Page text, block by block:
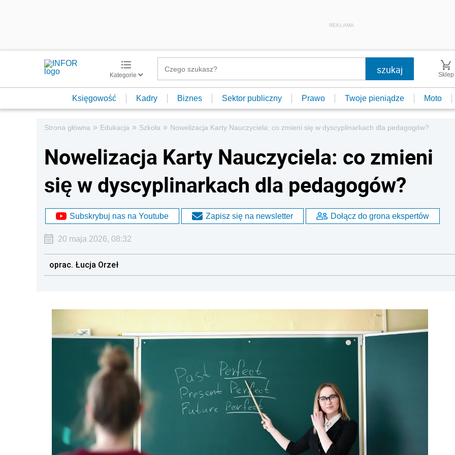
REKLAMA
Kategorie Sklep
Księgowość Kadry Biznes Sektor publiczny Prawo Twoje pieniądze Moto
Strona główna » Edukacja » Szkoła » Nowelizacja Karty Nauczyciela: co zmieni się w dyscyplinarkach dla pedagogów?
Nowelizacja Karty Nauczyciela: co zmieni
się w dyscyplinarkach dla pedagogów?
Subskrybuj nas na Youtube Zapisz się na newsletter Dołącz do grona ekspertów
20 maja 2026, 08:32
oprac. Łucja Orzeł